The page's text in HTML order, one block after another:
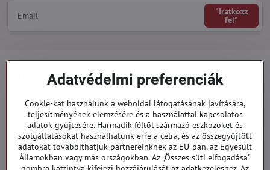
"Iratkozz
fel"
Minden a vásárlásról
Megrendelések
Kategóriák
919 060 751
Adatvédelmi preferenciák
Cookie-kat használunk a weboldal látogatásának javítására,
teljesítményének elemzésére és a használattal kapcsolatos
adatok gyűjtésére. Harmadik féltől származó eszközöket és
szolgáltatásokat használhatunk erre a célra, és az összegyűjtött
adatokat továbbíthatjuk partnereinknek az EU-ban, az Egyesült
Államokban vagy más országokban. Az „Összes süti elfogadása"